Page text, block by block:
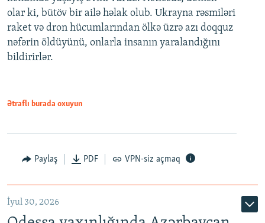
olar ki, bütöv bir ailə həlak olub. Ukrayna rəsmiləri
raket və dron hücumlarından ölkə üzrə azı doqquz
nəfərin öldüyünü, onlarla insanın yaralandığını
bildirirlər.
Ətraflı burada oxuyun
Paylaş PDF VPN-siz açmaq
İyul 30, 2026